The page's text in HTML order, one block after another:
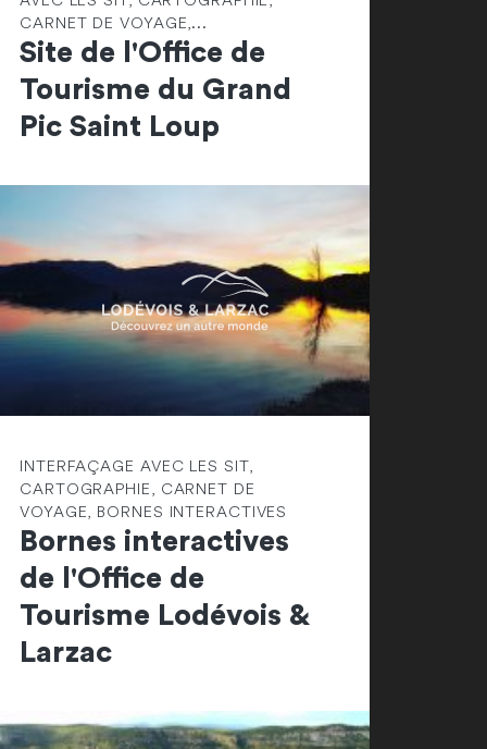
CARNET DE VOYAGE,...
Site de l'Office de
Tourisme du Grand
Pic Saint Loup
INTERFAÇAGE AVEC LES SIT,
CARTOGRAPHIE, CARNET DE
VOYAGE, BORNES INTERACTIVES
Bornes interactives
de l'Office de
Tourisme Lodévois &
Larzac